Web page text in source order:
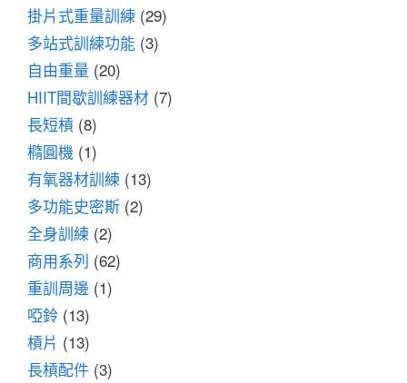
掛片式重量訓練 (29)
多站式訓練功能 (3)
自由重量 (20)
HIIT間歇訓練器材 (7)
長短槓 (8)
橢圓機 (1)
有氧器材訓練 (13)
多功能史密斯 (2)
全身訓練 (2)
商用系列 (62)
重訓周邊 (1)
啞鈴 (13)
槓片 (13)
長槓配件 (3)